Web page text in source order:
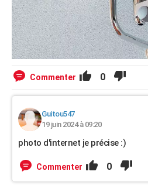
Commenter 0
Guitou547
19 juin 2024 à 09:20
photo d'internet je précise :)
Commenter 0